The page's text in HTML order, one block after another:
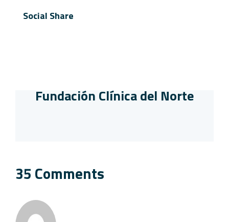
Social Share
Fundación Clínica del Norte
35 Comments